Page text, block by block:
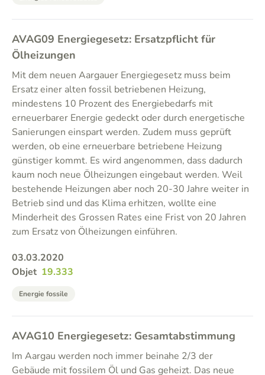
AVAG09 Energiegesetz: Ersatzpflicht für
Ölheizungen
Mit dem neuen Aargauer Energiegesetz muss beim
Ersatz einer alten fossil betriebenen Heizung,
mindestens 10 Prozent des Energiebedarfs mit
erneuerbarer Energie gedeckt oder durch energetische
Sanierungen einspart werden. Zudem muss geprüft
werden, ob eine erneuerbare betriebene Heizung
günstiger kommt. Es wird angenommen, dass dadurch
kaum noch neue Ölheizungen eingebaut werden. Weil
bestehende Heizungen aber noch 20-30 Jahre weiter in
Betrieb sind und das Klima erhitzen, wollte eine
Minderheit des Grossen Rates eine Frist von 20 Jahren
zum Ersatz von Ölheizungen einführen.
03.03.2020
Objet 19.333
Energie fossile
AVAG10 Energiegesetz: Gesamtabstimmung
Im Aargau werden noch immer beinahe 2/3 der
Gebäude mit fossilem Öl und Gas geheizt. Das neue